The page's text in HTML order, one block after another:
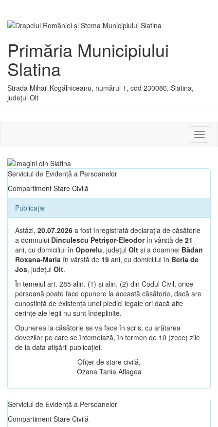
Primăria Municipiului
Slatina
Strada Mihail Kogălniceanu, numărul 1, cod 230080, Slatina,
județul Olt
sau
Serviciul de Evidență a Persoanelor
Compartiment Stare Civilă
Publicație
Astăzi, 20.07.2026 a fost înregistrată declarația de căsătorie
a domnului Dinculescu Petrișor-Eleodorîn vârstă de 21
ani, cu domiciliul în Oporelu, județul Olt și a doamnei Bădan
Roxana-Maria în vârstă de 19 ani, cu domiciliul în Beria de
Jos, județul Olt.
În temeiul art. 285 alin. (1) și alin. (2) din Codul Civil, orice
persoană poate face opunere la această căsătorie, dacă are
cunoștință de existența unei piedici legale ori dacă alte
cerințe ale legii nu sunt îndeplinite.
Opunerea la căsătorie se va face în scris, cu arătarea
dovezilor pe care se întemeiază, în termen de 10 (zece) zile
de la data afișării publicației.
Ofițer de stare civilă,
Ozana Tania Aflagea
Serviciul de Evidență a Persoanelor
Compartiment Stare Civilă